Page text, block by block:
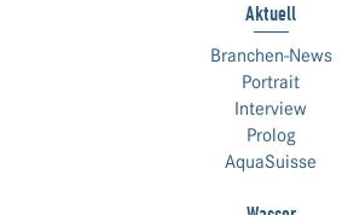
Aktuell
Branchen-News
Portrait
Interview
Prolog
AquaSuisse